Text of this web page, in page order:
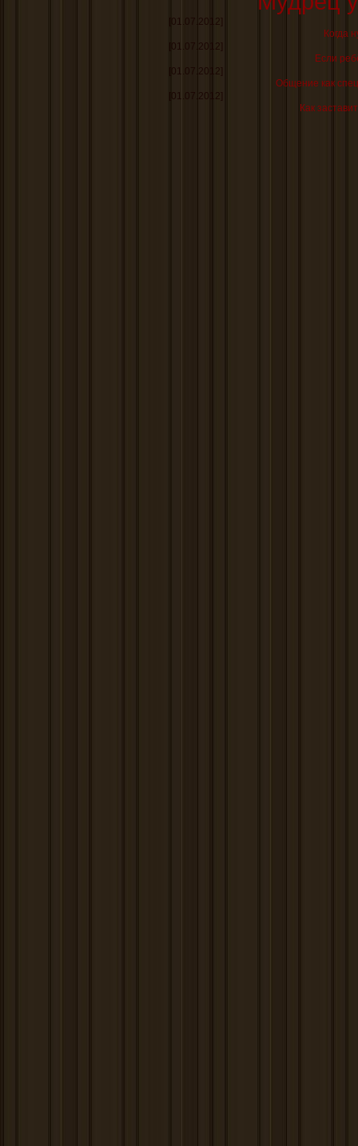
[01.07.2012]
Когда
[01.07.2012]
Если
[01.07.2012]
Общение как
[01.07.2012]
Как